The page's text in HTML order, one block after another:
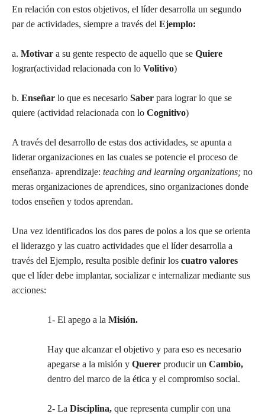
En relación con estos objetivos, el líder desarrolla un segundo
par de actividades, siempre a través del Ejemplo:
a. Motivar a su gente respecto de aquello que se Quiere
lograr(actividad relacionada con lo Volitivo)
b. Enseñar lo que es necesario Saber para lograr lo que se
quiere (actividad relacionada con lo Cognitivo)
A través del desarrollo de estas dos actividades, se apunta a
liderar organizaciones en las cuales se potencie el proceso de
enseñanza- aprendizaje: teaching and learning organizations; no
meras organizaciones de aprendices, sino organizaciones donde
todos enseñen y todos aprendan.
Una vez identificados los dos pares de polos a los que se orienta
el liderazgo y las cuatro actividades que el líder desarrolla a
través del Ejemplo, resulta posible definir los cuatro valores
que el líder debe implantar, socializar e internalizar mediante sus
acciones:
1- El apego a la Misión.
Hay que alcanzar el objetivo y para eso es necesario
apegarse a la misión y Querer producir un Cambio,
dentro del marco de la ética y el compromiso social.
2- La Disciplina, que representa cumplir con una